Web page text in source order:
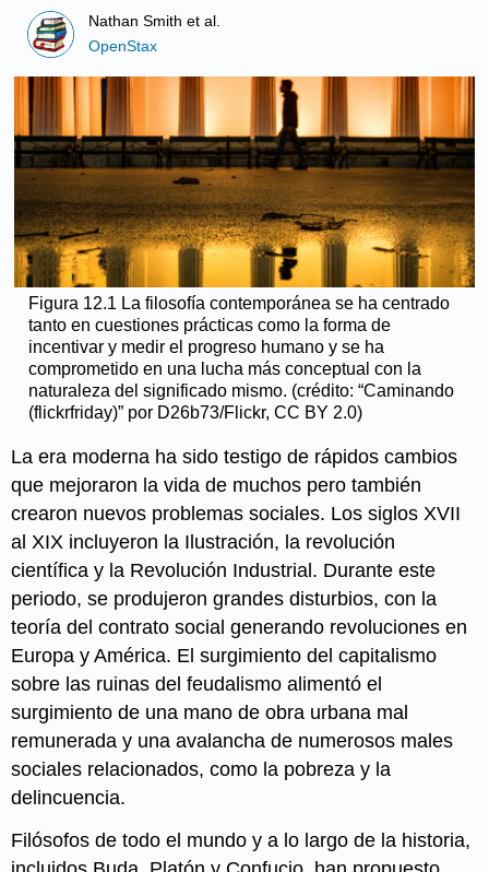
Nathan Smith et al.
OpenStax
Figura 12.1 La filosofía contemporánea se ha centrado
tanto en cuestiones prácticas como la forma de
incentivar y medir el progreso humano y se ha
comprometido en una lucha más conceptual con la
naturaleza del significado mismo. (crédito: “Caminando
(flickrfriday)” por D26b73/Flickr, CC BY 2.0)
La era moderna ha sido testigo de rápidos cambios
que mejoraron la vida de muchos pero también
crearon nuevos problemas sociales. Los siglos XVII
al XIX incluyeron la Ilustración, la revolución
científica y la Revolución Industrial. Durante este
periodo, se produjeron grandes disturbios, con la
teoría del contrato social generando revoluciones en
Europa y América. El surgimiento del capitalismo
sobre las ruinas del feudalismo alimentó el
surgimiento de una mano de obra urbana mal
remunerada y una avalancha de numerosos males
sociales relacionados, como la pobreza y la
delincuencia.
Filósofos de todo el mundo y a lo largo de la historia,